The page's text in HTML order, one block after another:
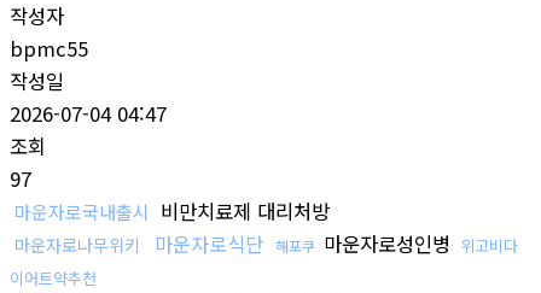
작성자
bpmc55
작성일
2026-07-04 04:47
조회
97
마운자로국내출시 비만치료제 대리처방
마운자로나무위키 마운자로식단 해포쿠 마운자로성인병 위고비다
이어트약추천